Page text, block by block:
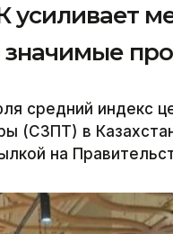
усиливает
значимые
средний индекс
(СЗПТ) в
на